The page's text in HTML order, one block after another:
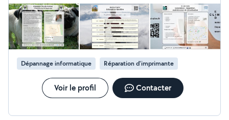
94 soit 32 ans), prodigue également un cours de
vulgarisation de l'informatique en 10h adaptable à tout
niveau
Dépannage informatique Réparation d'imprimante
Voir le profil Contacter